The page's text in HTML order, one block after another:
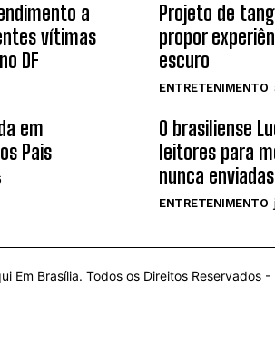
a
vítimas
DF
em
Pais
Projeto de
propor
escuro
ENTRETENIMENTO
O brasiliense
leitores para
nunca enviadas
ENTRETENIMENTO
Em Brasília. Todos os Direitos Reservados -